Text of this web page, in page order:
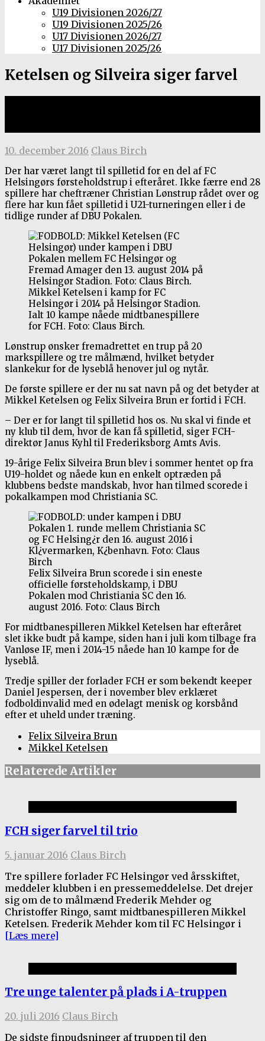
U19 Divisionen 2026/27
U19 Divisionen 2025/26
U17 Divisionen 2026/27
U17 Divisionen 2025/26
Ketelsen og Silveira siger farvel
10. december 2016 Claus Birch
Der har været langt til spilletid for en del af FC
Helsingørs førsteholdstrup i efteråret. Ikke færre end 28
spillere har cheftræner Christian Lønstrup rådet over og
flere har kun fået spilletid i U21-turneringen eller i de
tidlige runder af DBU Pokalen.
Mikkel Ketelsen i kamp for FC
Helsingør i 2014 på Helsingør Stadion.
Ialt 10 kampe nåede midtbanespillere
for FCH. Foto: Claus Birch.
Lønstrup ønsker fremadrettet en trup på 20
markspillere og tre målmænd, hvilket betyder
slankekur for de lyseblå henover jul og nytår.
De første spillere er der nu sat navn på og det betyder at
Mikkel Ketelsen og Felix Silveira Brun er fortid i FCH.
– Der er for langt til spilletid hos os. Nu skal vi finde et
ny klub til dem, hvor de kan få spilletid, siger FCH-
direktør Janus Kyhl til Frederiksborg Amts Avis.
19-årige Felix Silveira Brun blev i sommer hentet op fra
U19-holdet og nåede kun en enkelt optræden på
klubbens bedste mandskab, hvor han tilmed scorede i
pokalkampen mod Christiania SC.
Felix Silveira Brun scorede i sin eneste
officielle førsteholdskamp, i DBU
Pokalen mod Christiania SC den 16.
august 2016. Foto: Claus Birch
For midtbanespilleren Mikkel Ketelsen har efteråret
slet ikke budt på kampe, siden han i juli kom tilbage fra
Vanløse IF, men i 2014-15 nåede han 10 kampe for de
lyseblå.
Tredje spiller der forlader FCH er som bekendt keeper
Daniel Jespersen, der i november blev erklæret
fodboldinvalid med en ødelagt menisk og korsbånd
efter et uheld under træning.
Felix Silveira Brun
Mikkel Ketelsen
Relaterede Artikler
FCH siger farvel til trio
5. januar 2016 Claus Birch
Tre spillere forlader FC Helsingør ved årsskiftet,
meddeler klubben i en pressemeddelelse. Det drejer
sig om de to målmænd Frederik Mehder og
Christoffer Ringø, samt midtbanespilleren Mikkel
Ketelsen. Frederik Mehder kom til FC Helsingør i
[Læs mere]
Tre unge talenter på plads i A-truppen
20. juli 2016 Claus Birch
De sidste finpudsninger af truppen til den